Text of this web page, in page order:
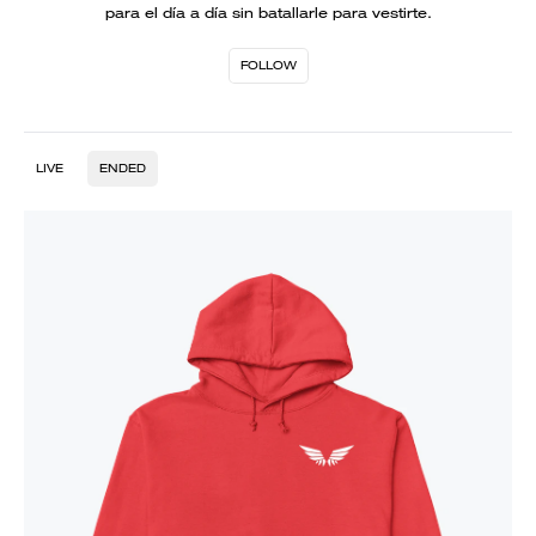
para el día a día sin batallarle para vestirte.
FOLLOW
LIVE ENDED